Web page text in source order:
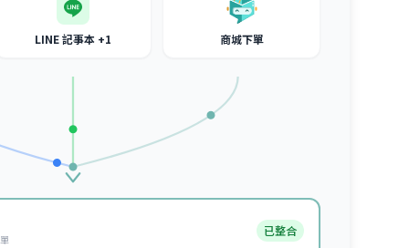
LINE 記事本 +1 商城下單
已整合